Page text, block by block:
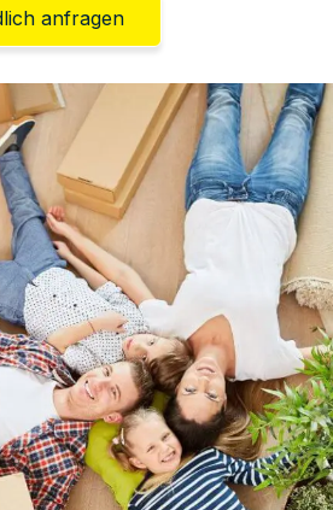
anfragen